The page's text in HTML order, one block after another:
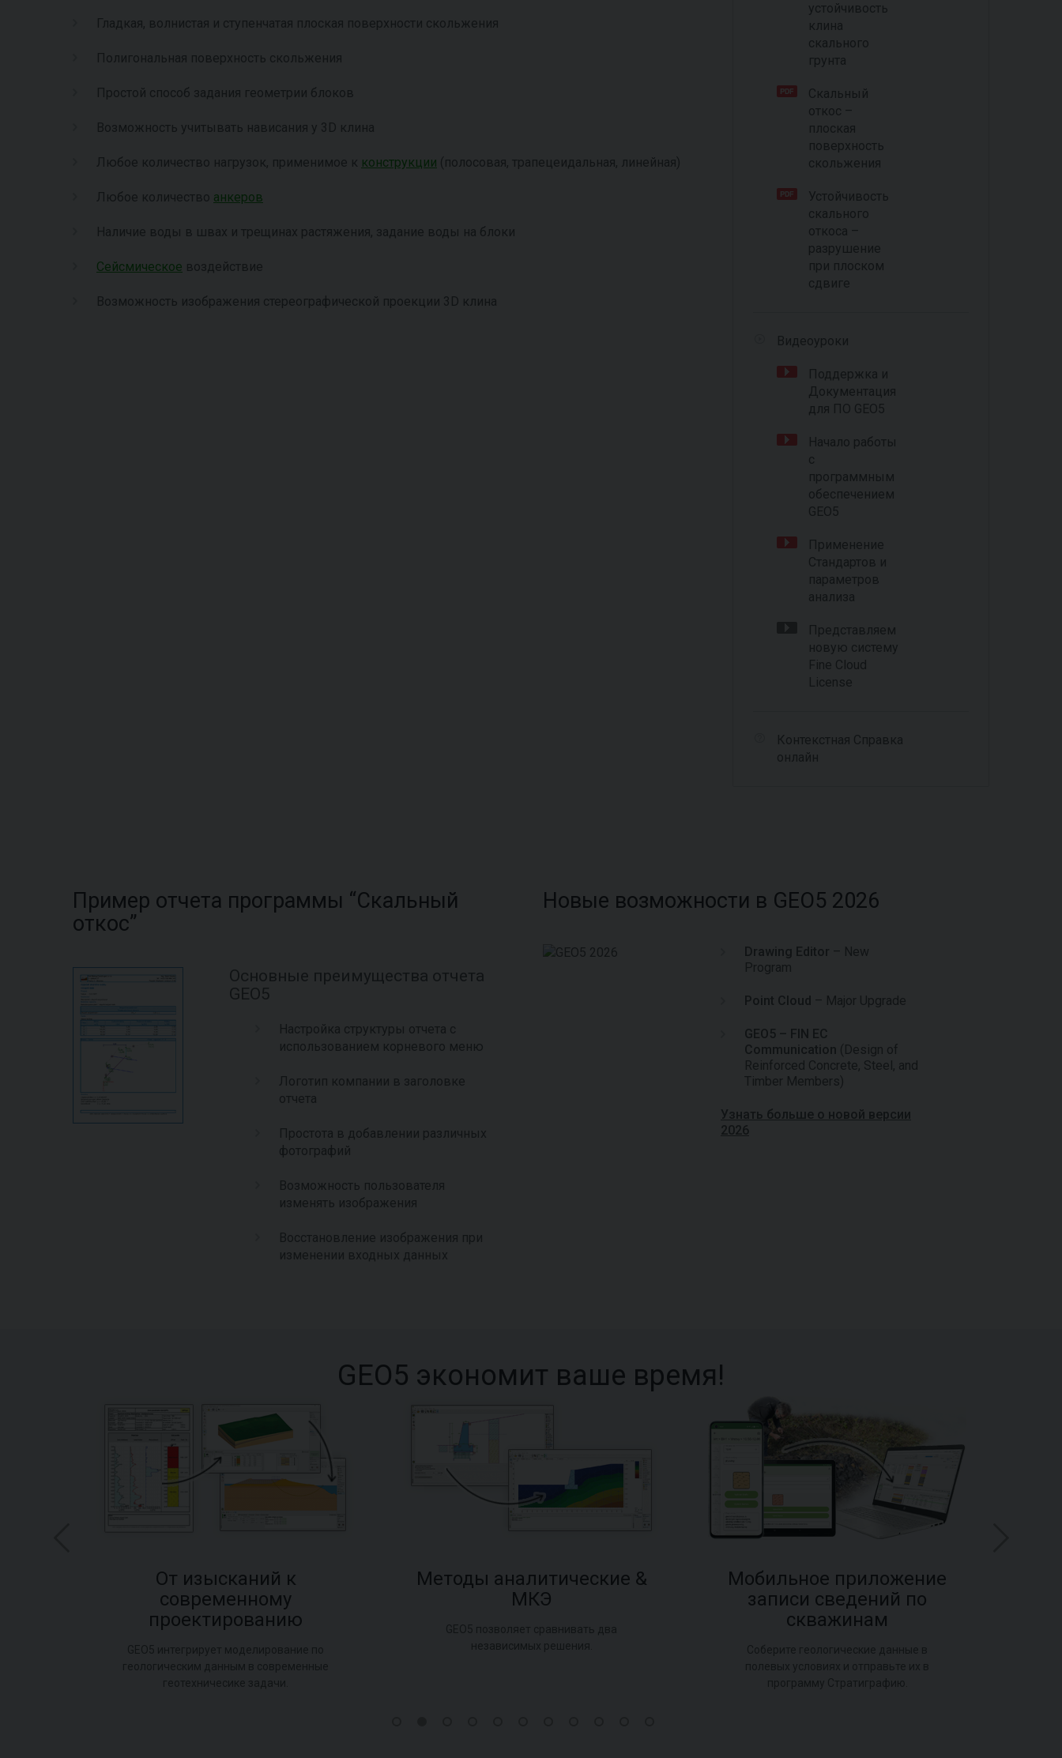
Гладкая, волнистая и ступенчатая плоская поверхности скольжения
Полигональная поверхность скольжения
Простой способ задания геометрии блоков
Возможность учитывать нависания у 3D клина
Любое количество нагрузок, применимое к конструкции (полосовая, трапецеидальная, линейная)
Любое количество анкеров
Наличие воды в швах и трещинах растяжения, задание воды на блоки
Сейсмическое воздействие
Возможность изображения стереографической проекции 3D клина
устойчивость
клина
скального
грунта
Скальный
откос –
плоская
поверхность
скольжения
Устойчивость
скального
откоса –
разрушение
при плоском
сдвиге
Видеоуроки
Поддержка и
Документация
для ПО GEO5
Начало работы
с
программным
обеспечением
GEO5
Применение
Стандартов и
параметров
анализа
Представляем
новую систему
Fine Cloud
License
Контекстная Справка
онлайн
Пример отчета программы “Скальный
откос”
Основные преимущества отчета
GEO5
Настройка структуры отчета с
использованием корневого меню
Логотип компании в заголовке
отчета
Простота в добавлении различных
фотографий
Возможность пользователя
изменять изображения
Восстановление изображения при
изменении входных данных
Новые возможности в GEO5 2026
Drawing Editor – New
Program
Point Cloud – Major Upgrade
GEO5 – FIN EC
Communication (Design of
Reinforced Concrete, Steel, and
Timber Members)
Узнать больше о новой версии
2026
GEO5 экономит ваше время!
От изысканий к
современному
проектированию
Методы аналитические &
МКЭ
Мобильное приложение
записи сведений по
скважинам